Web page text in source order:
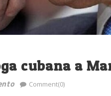
cubana a
Comment(0)